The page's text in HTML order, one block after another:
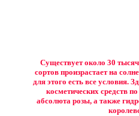
Существует около 30
сортов произрастает на
для этого есть все условия.
косметических средств
абсолюта розы, а также